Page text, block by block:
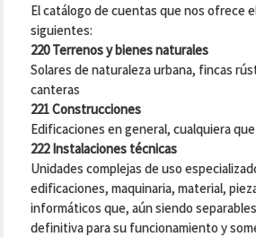
El catálogo de cuentas que nos ofrece
siguientes:
220 Terrenos y bienes naturales
Solares de naturaleza urbana, fincas
canteras
221 Construcciones
Edificaciones en general, cualquiera
222 Instalaciones técnicas
Unidades complejas de uso
edificaciones, maquinaria, material,
informáticos que, aún siendo
definitiva para su funcionamiento y